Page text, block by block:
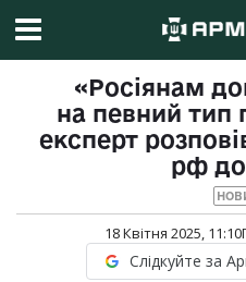
«Росіянам
на певний тип
експерт
рф
18 Квітня 2025, 11:10
Слідкуйте за